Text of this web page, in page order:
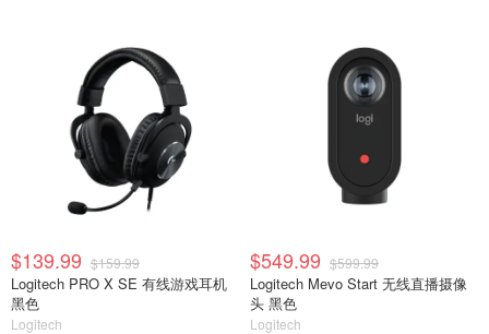
$139.99 $159.99
Logitech PRO X SE 有线游戏耳机
黑色
Logitech
$549.99 $599.99
Logitech Mevo Start 无线直播摄像
头 黑色
Logitech